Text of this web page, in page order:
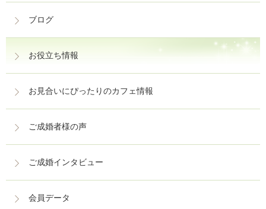
ブログ
お役立ち情報
お見合いにぴったりのカフェ情報
ご成婚者様の声
ご成婚インタビュー
会員データ